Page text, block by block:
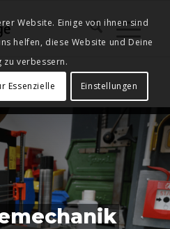
Website. Einige von ihnen sind
helfen, diese Website und Deine
zu verbessern.
Essenzielle Einstellungen